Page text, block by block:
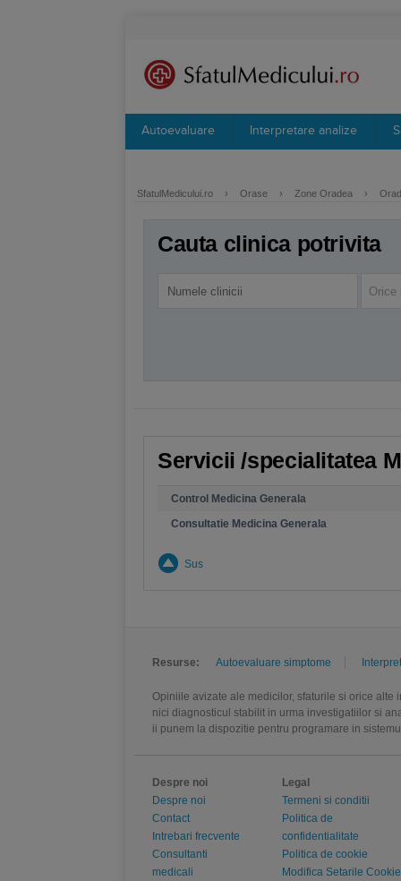
Autoevaluare Interpretare analize
SfatulMedicului.ro › Orase › Zone Oradea ›
Cauta clinica potrivita
Orice
Servicii /specialitatea
Control Medicina Generala
Consultatie Medicina Generala
Sus
Resurse: Autoevaluare simptome
Opiniile avizate ale medicilor, sfaturile si orice
nici diagnosticul stabilit in urma investigatiilor si
ii punem la dispozitie pentru programare in
Despre noi
Despre noi
Contact
Intrebari frecvente
Consultanti
medicali
Legal
Termeni si conditii
Politica de
confidentialitate
Politica de cookie
Modifica Setarile Cookie